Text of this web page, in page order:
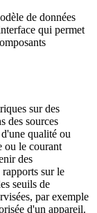
de données
qui permet
sur des
des sources
qualité ou
ou le courant
des
rapports sur le
seuils de
par exemple
d'un appareil.